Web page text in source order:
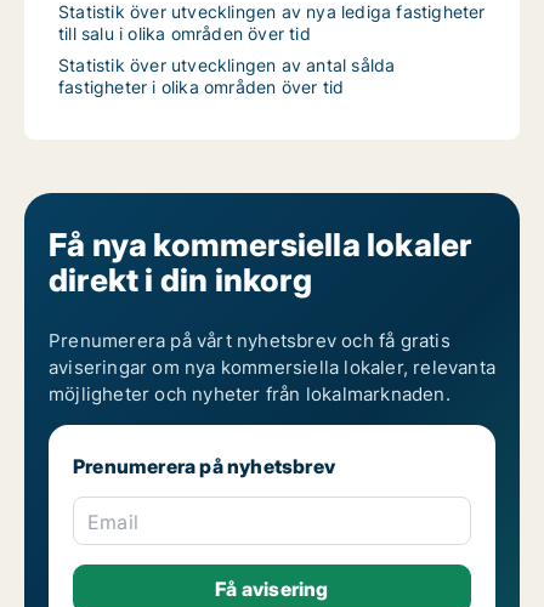
Statistik över utvecklingen av nya lediga fastigheter
till salu i olika områden över tid
Statistik över utvecklingen av antal sålda
fastigheter i olika områden över tid
Få nya kommersiella lokaler
direkt i din inkorg
Prenumerera på vårt nyhetsbrev och få gratis
aviseringar om nya kommersiella lokaler, relevanta
möjligheter och nyheter från lokalmarknaden.
Prenumerera på nyhetsbrev
Email